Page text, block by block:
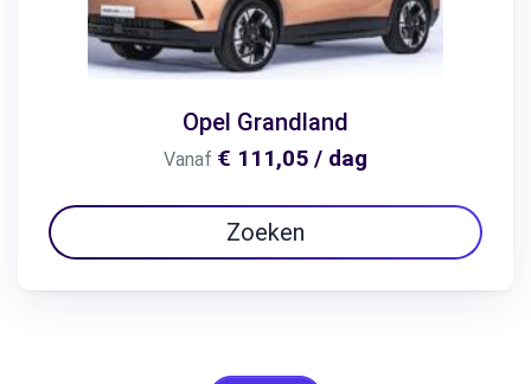
Opel Grandland
Vanaf € 111,05 / dag
Zoeken